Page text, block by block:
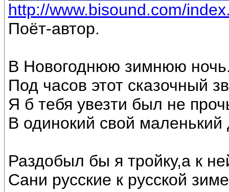
http://www.bisound.com/
Поёт-автор.
В Новогоднюю зимнюю
Под часов этот сказочный
Я б тебя увезти был не
В одинокий свой
Раздобыл бы я тройку,а к
Сани русские к русской